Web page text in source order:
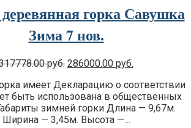
горка Савушка
Зима 7 нов.
руб. Original
was:
317778.00 руб..
286000.00 руб.
is:
286000.00
имеет Декларацию о соответствии
быть использована в общественных
зимней горки Длина — 9,67м.
Ширина — 3,45м. Высота —…